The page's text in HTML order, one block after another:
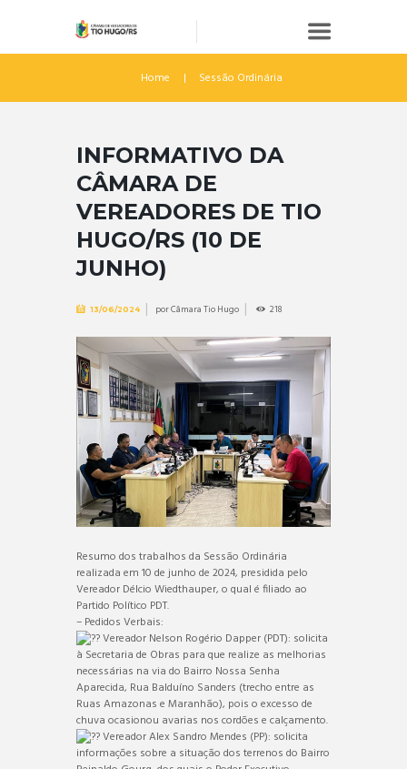
Home Sessão Ordinária
INFORMATIVO DA
CÂMARA DE
VEREADORES DE TIO
HUGO/RS (10 DE
JUNHO)
13/06/2024 porCâmara Tio Hugo 218
Resumo dos trabalhos da Sessão Ordinária
realizada em 10 de junho de 2024, presidida pelo
Vereador Délcio Wiedthauper, o qual é filiado ao
Partido Político PDT.
– Pedidos Verbais:
Vereador Nelson Rogério Dapper (PDT): solicita
à Secretaria de Obras para que realize as melhorias
necessárias na via do Bairro Nossa Senha
Aparecida, Rua Balduíno Sanders (trecho entre as
Ruas Amazonas e Maranhão), pois o excesso de
chuva ocasionou avarias nos cordões e calçamento.
Vereador Alex Sandro Mendes (PP): solicita
informações sobre a situação dos terrenos do Bairro